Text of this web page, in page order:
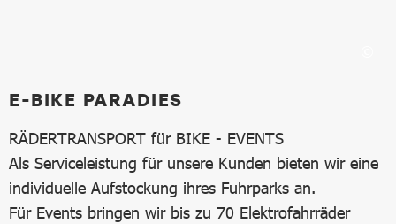
E-BIKE PARADIES
RÄDERTRANSPORT für BIKE - EVENTS
Als Serviceleistung für unsere Kunden bieten wir eine
individuelle Aufstockung ihres Fuhrparks an.
Für Events bringen wir bis zu 70 Elektrofahrräder